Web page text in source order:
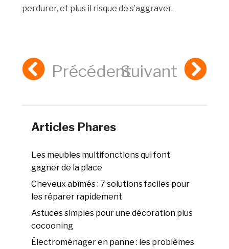
perdurer, et plus il risque de s’aggraver.
PrécédentSuivant
Articles Phares
Les meubles multifonctions qui font
gagner de la place
Cheveux abîmés : 7 solutions faciles pour
les réparer rapidement
Astuces simples pour une décoration plus
cocooning
Électroménager en panne : les problèmes